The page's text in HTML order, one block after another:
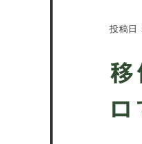
投稿日
移
ロ